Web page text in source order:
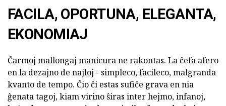
FACILA, OPORTUNA, ELEGANTA,
EKONOMIAJ
Ĉarmoj mallongaj manicura ne rakontas. La ĉefa afero
en la dezajno de najloj - simpleco, facileco, malgranda
kvanto de tempo. Ĉio ĉi estas sufiĉe grava en nia
ĝenata tagoj, kiam virino ŝiras inter hejmo, infanoj,